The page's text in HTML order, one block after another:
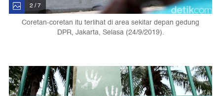
2 / 7
Coretan-coretan itu terlihat di area sekitar depan gedung
DPR, Jakarta, Selasa (24/9/2019).